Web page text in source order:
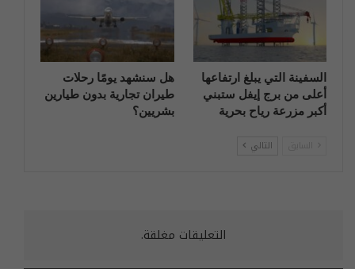
السفينة التي يبلغ ارتفاعها
أعلى من برج إيفل ستبني
أكبر مزرعة رياح بحرية
هل سنشهد يومًا رحلات
طيران تجارية بدون طيارين
بشريين؟
التالي
التعليقات مغلقة.